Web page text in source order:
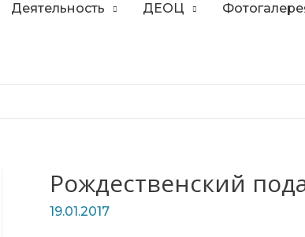
Деятельность ДЕОЦ
Рождественский
19.01.2017